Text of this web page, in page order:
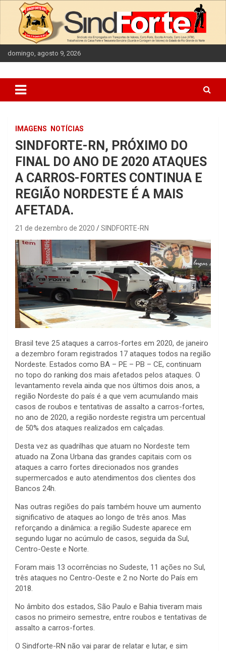
content
domingo, agosto 9, 2026
IMAGENS NOTÍCIAS
SINDFORTE-RN, PRÓXIMO DO
FINAL DO ANO DE 2020 ATAQUES
A CARROS-FORTES CONTINUA E
REGIÃO NORDESTE É A MAIS
AFETADA.
21 de dezembro de 2020 SINDFORTE-RN
Brasil teve 25 ataques a carros-fortes em 2020, de janeiro
a dezembro foram registrados 17 ataques todos na região
Nordeste. Estados como BA – PE – PB – CE, continuam
no topo do ranking dos mais afetados pelos ataques. O
levantamento revela ainda que nos últimos dois anos, a
região Nordeste do país é a que vem acumulando mais
casos de roubos e tentativas de assalto a carros-fortes,
no ano de 2020, a região nordeste registra um percentual
de 50% dos ataques realizados em calçadas.
Desta vez as quadrilhas que atuam no Nordeste tem
atuado na Zona Urbana das grandes capitais com os
ataques a carro fortes direcionados nos grandes
supermercados e auto atendimentos dos clientes dos
Bancos 24h.
Nas outras regiões do país também houve um aumento
significativo de ataques ao longo de três anos. Mas
reforçando a dinâmica: a região Sudeste aparece em
segundo lugar no acúmulo de casos, seguida da Sul,
Centro-Oeste e Norte.
Foram mais 13 ocorrências no Sudeste, 11 ações no Sul,
três ataques no Centro-Oeste e 2 no Norte do País em
2018.
No âmbito dos estados, São Paulo e Bahia tiveram mais
casos no primeiro semestre, entre roubos e tentativas de
assalto a carros-fortes.
O Sindforte-RN não vai parar de relatar e lutar, e sim